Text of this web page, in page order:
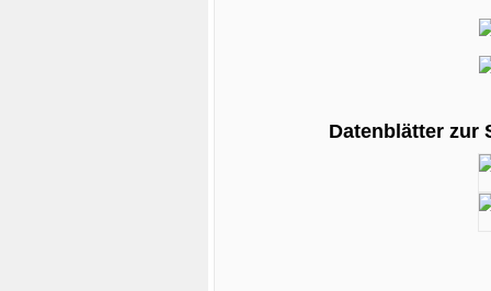
Datenblätter zur